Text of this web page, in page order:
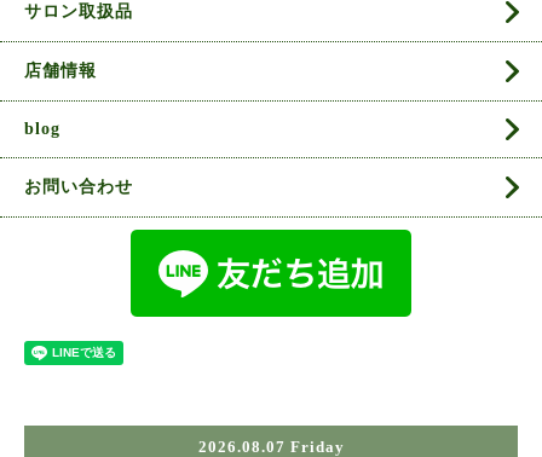
サロン取扱品
店舗情報
blog
お問い合わせ
2026.08.07 Friday